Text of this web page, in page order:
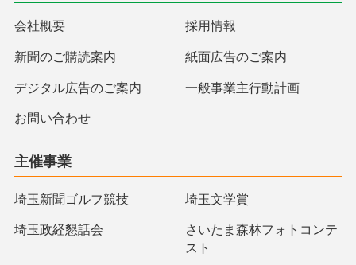
会社概要 採用情報
新聞のご購読案内 紙面広告のご案内
デジタル広告のご案内 一般事業主行動計画
お問い合わせ
主催事業
埼玉新聞ゴルフ競技 埼玉文学賞
埼玉政経懇話会
さいたま森林フォトコンテ
スト